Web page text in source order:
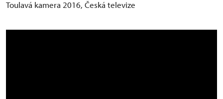
Toulavá kamera 2016, Česká televize